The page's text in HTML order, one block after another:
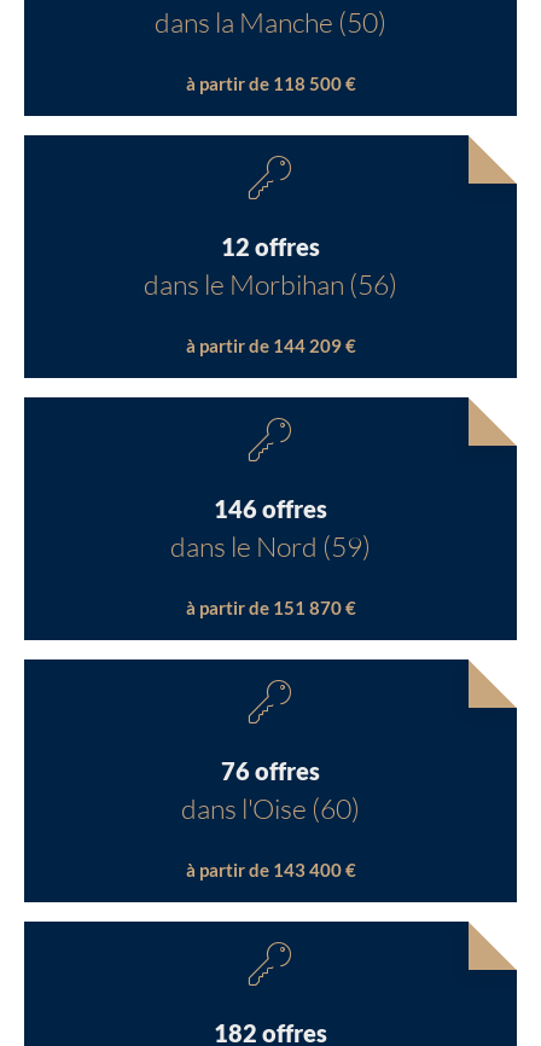
dans la Manche (50)
à partir de 118 500 €
12 offres
dans le Morbihan (56)
à partir de 144 209 €
146 offres
dans le Nord (59)
à partir de 151 870 €
76 offres
dans l'Oise (60)
à partir de 143 400 €
182 offres